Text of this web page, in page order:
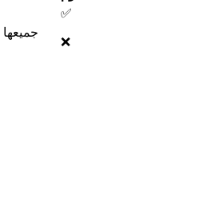
جميعها
✅
❌